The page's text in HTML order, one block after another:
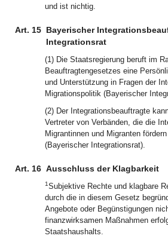
und ist nichtig.
Art. 15 Bayerischer
Integrationsrat
(1) Die Staatsregierung beruft im
Beauftragtengesetzes eine
und Unterstützung in Fragen der
Migrationspolitik (Bayerischer
(2) Der Integrationsbeauftragte
Vertreter von Verbänden, die die
Migrantinnen und Migranten
(Bayerischer Integrationsrat).
Art. 16 Ausschluss der Klagbarkeit
1Subjektive Rechte und klagbare
durch die in diesem Gesetz
Angebote oder Begünstigungen
finanzwirksamen Maßnahmen
Staatshaushalts.